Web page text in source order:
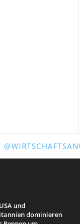
und
dominieren